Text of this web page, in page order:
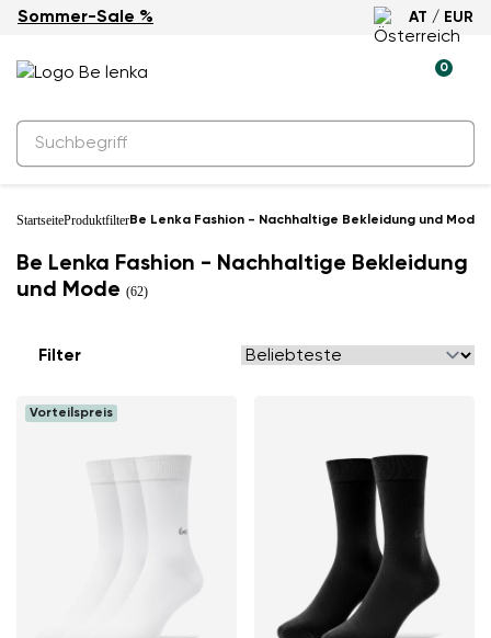
Sommer-Sale % AT / EUR
0
StartseiteProduktfilterBe Lenka Fashion - Nachhaltige Bekleidung und Mode
Be Lenka Fashion - Nachhaltige Bekleidung
und Mode (62)
Filter
Vorteilspreis